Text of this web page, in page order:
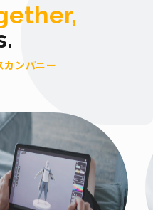
カンパニー